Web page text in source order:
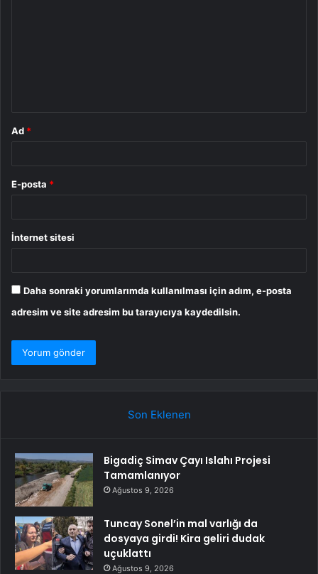
Ad *
E-posta *
İnternet sitesi
Daha sonraki yorumlarımda kullanılması için adım, e-posta
adresim ve site adresim bu tarayıcıya kaydedilsin.
Son Eklenen
Bigadiç Simav Çayı Islahı Projesi
Tamamlanıyor
Ağustos 9, 2026
Tuncay Sonel’in mal varlığı da
dosyaya girdi! Kira geliri dudak
uçuklattı
Ağustos 9, 2026